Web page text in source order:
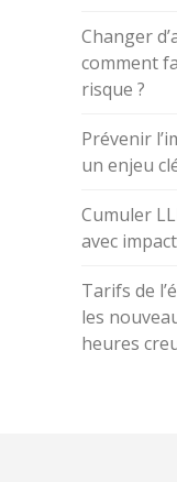
Changer
comment
risque ?
Prévenir
un enjeu
Cumuler
avec impact
Tarifs de
les
heures